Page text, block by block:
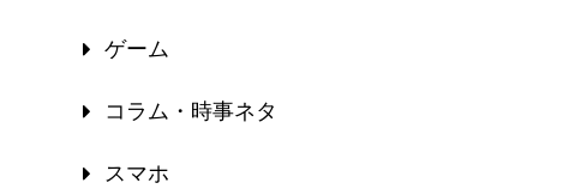
ゲーム
コラム・時事ネタ
スマホ